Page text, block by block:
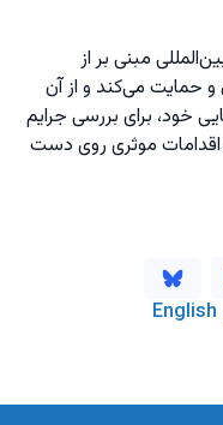
مبنی بر از
و حمایت می‌کند و از آن
برای بررسی جرایم
اقدامات موثری روی دست
English